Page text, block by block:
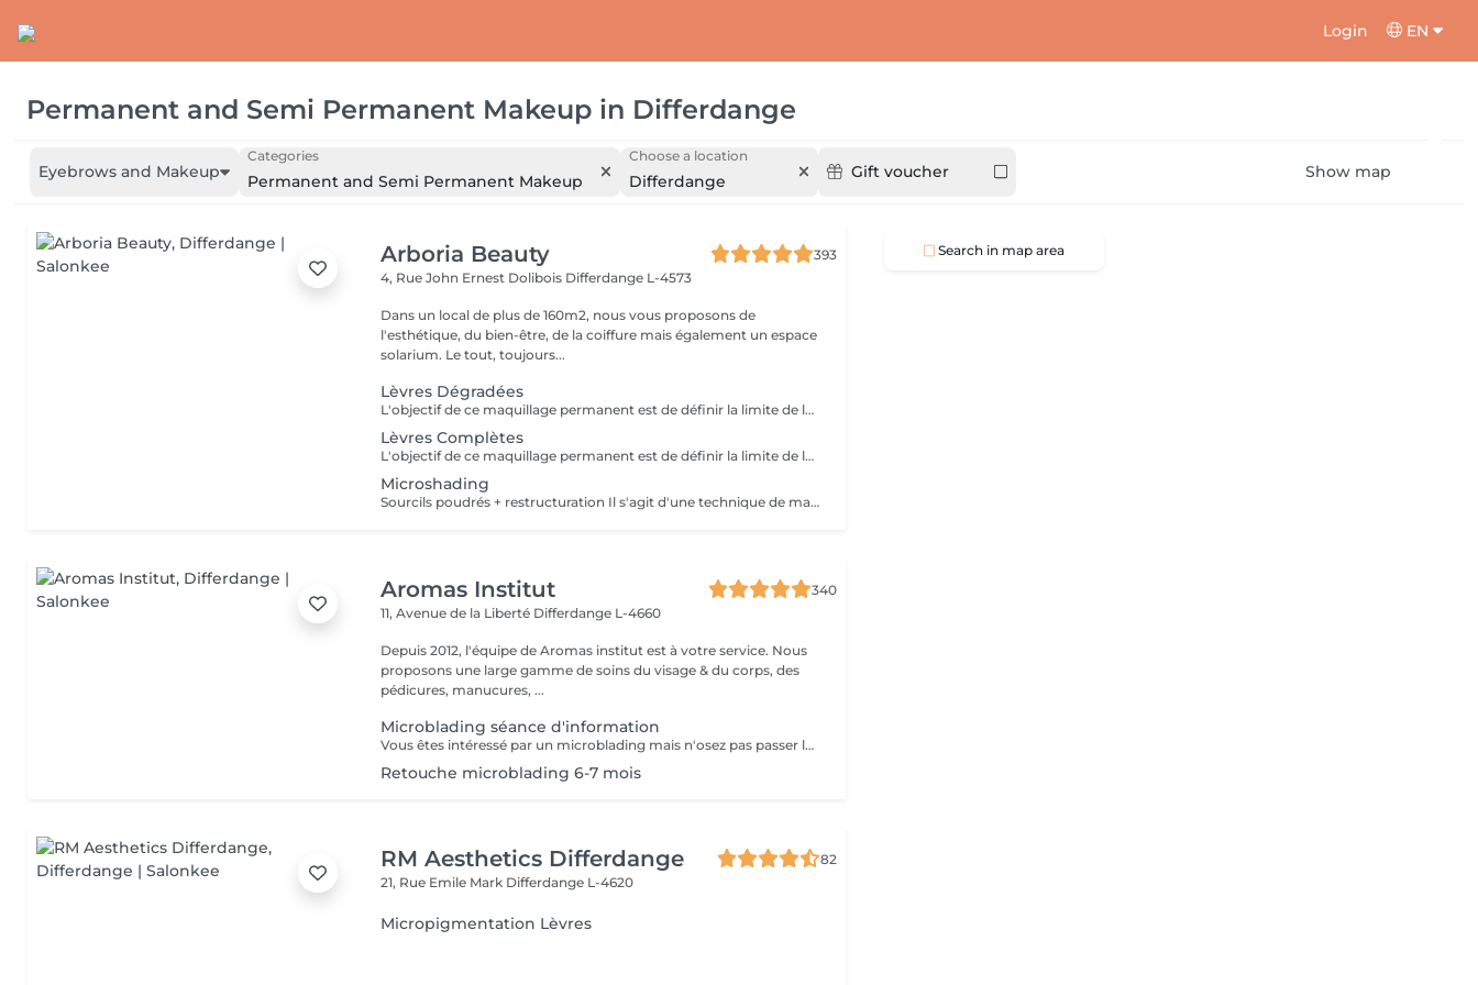
Login EN
Permanent and Semi Permanent Makeup in Differdange
Eyebrows and Makeup
Categories
Permanent and Semi Permanent Makeup
Choose a location
Differdange Gift voucher Show map
Arboria Beauty
393
4, Rue John Ernest Dolibois Differdange L-4573
Dans un local de plus de 160m2, nous vous proposons de
l'esthétique, du bien-être, de la coiffure mais également un espace
solarium. Le tout, toujours...
Lèvres Dégradées
L'objectif de ce maquillage permanent est de définir la limite de la bouche en accentuant légèrement les pourtours. Il permet de redessiner plus nettement les lèvres et corriger une asymétrie. La tendance générale est au naturel, à l'utilisation de tons proches de la carnation afin de sublimer sans exagération. La première retouche est comprise
Lèvres Complètes
L'objectif de ce maquillage permanent est de définir la limite de la bouche en accentuant légèrement les pourtours. Il permet de redessiner plus nettement les lèvres et corriger une asymétrie. La tendance générale est au naturel, à l'utilisation de tons proches de la carnation afin de sublimer sans exagération. La première retouche est comprise
Microshading
Sourcils poudrés + restructuration Il s'agit d'une technique de maquillage permanant visant a créer un effet d'ombrage derrière les sourcils sur la peau afin d'embellir le visage. Cette technique est la moins douloureuse et la plus naturelle. La 1ere retouche est comprise.
Aromas Institut
340
11, Avenue de la Liberté Differdange L-4660
Depuis 2012, l'équipe de Aromas institut est à votre service. Nous
proposons une large gamme de soins du visage & du corps, des
pédicures, manucures, ...
Microblading séance d'information
Vous êtes intéressé par un microblading mais n'osez pas passer le cap? Prenez un rendez-vous d'information, nous vous expliquerons à quoi cela consiste.
Retouche microblading 6-7 mois
RM Aesthetics Differdange
82
21, Rue Emile Mark Differdange L-4620
Micropigmentation Lèvres
Search in map area